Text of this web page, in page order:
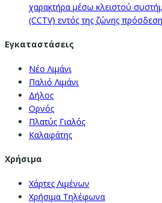
χαρακτήρα μέσω κλειστού
(CCTV) εντός της ζώνης
Εγκαταστάσεις
Νέο Λιμάνι
Παλιό Λιμάνι
Δήλος
Ορνός
Πλατύς Γιαλός
Καλαφάτης
Χρήσιμα
Χάρτες Λιμένων
Χρήσιμα Τηλέφωνα